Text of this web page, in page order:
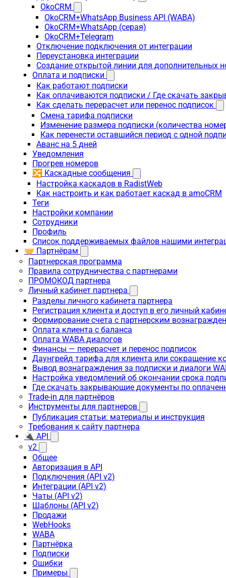
OkoCRM
OkoCRM+WhatsApp Business API (WABA)
OkoCRM+WhatsApp (серая)
OkoCRM+Telegram
Отключение подключения от интеграции
Переустановка интеграции
Создание открытой линии для дополнительных
Оплата и подписки
Как работают подписки
Как оплачиваются подписки / Где скачать
Как сделать перерасчет или перенос подписок
Смена тарифа подписки
Изменение размера подписки (количества
Как перенести оставшийся период с одной
Аванс на 5 дней
Уведомления
Прогрев номеров
🔀 Каскадные сообщения
Настройка каскадов в RadistWeb
Как настроить и как работает каскад в amoCRM
Теги
Настройки компании
Сотрудники
Профиль
Список поддерживаемых файлов нашими
🤝 Партнёрам
Партнерская программа
Правила сотрудничества с партнерами
ПРОМОКОД партнера
Личный кабинет партнера
Разделы личного кабинета партнера
Регистрация клиента и доступ в его личный
Формирование счета с партнерским
Оплата клиента с баланса
Оплата WABA диалогов
Финансы — перерасчет и перенос подписок
Даунгрейд тарифа для клиента или сокращение
Вывод вознаграждения за подписки и диалоги
Настройка уведомлений об окончании срока
Где скачать закрывающие документы по
Trade-in для партнёров
Инструменты для партнеров
Публикация статьи: материалы и инструкция
Требования к сайту партнера
🔌 API
v2
Общее
Авторизация в API
Подключения (API v2)
Интеграции (API v2)
Чаты (API v2)
Шаблоны (API v2)
Продажи
WebHooks
WABA
Партнёрка
Подписки
Ошибки
Примеры